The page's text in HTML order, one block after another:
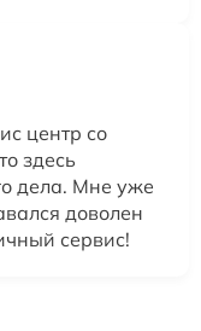
центр со
здесь
дела. Мне уже
доволен
сервис!